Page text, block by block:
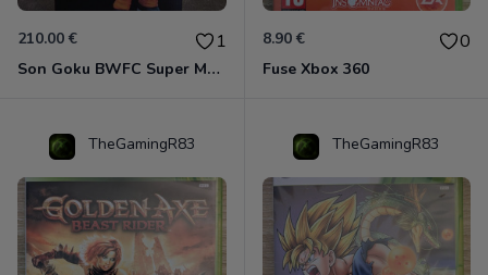
210.00 € 1
Son Goku BWFC Super Master Stars
8.90 € 0
Fuse Xbox 360
TheGamingR83 TheGamingR83